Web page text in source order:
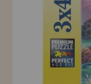
INFORMACIÓN
955 333